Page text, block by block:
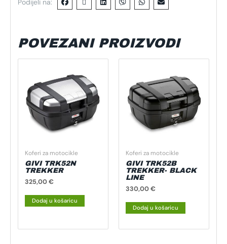
Podijeli na:
POVEZANI PROIZVODI
Koferi za motocikle
GIVI TRK52N
TREKKER
325,00€
Dodaj u košaricu
Koferi za motocikle
GIVI TRK52B
TREKKER- BLACK
LINE
330,00€
Dodaj u košaricu